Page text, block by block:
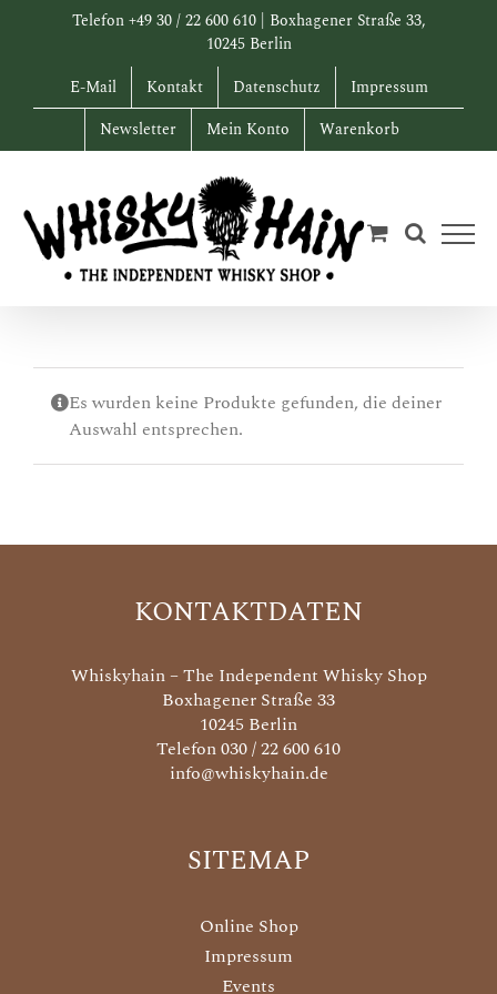
Telefon +49 30 / 22 600 610 | Boxhagener Straße 33,
10245 Berlin
E-Mail
Kontakt Datenschutz
Impressum
Newsletter
Mein Konto Warenkorb
Es wurden keine Produkte gefunden, die deiner
Auswahl entsprechen.
KONTAKTDATEN
Whiskyhain – The Independent Whisky Shop
Boxhagener Straße 33
10245 Berlin
Telefon 030 / 22 600 610
info@whiskyhain.de
SITEMAP
Online Shop
Impressum
Events